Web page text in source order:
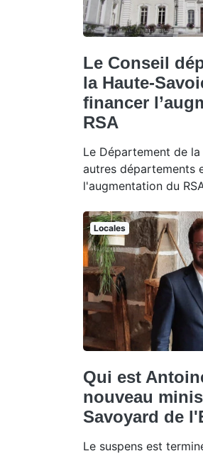
Le Conseil
la Haute-
financer
RSA
Le Département de
autres départements
l'augmentation du
Locales
Qui est
nouveau
Savoyard de
Le suspens est